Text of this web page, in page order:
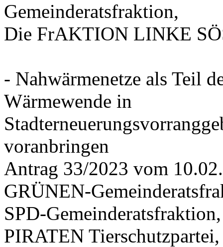
Gemeinderatsfraktion,
Die FrAKTION LINKE
- Nahwärmenetze als Teil
Wärmewende in
voranbringen
Antrag 33/2023 vom
GRÜNEN-
SPD-
PIRATEN Tierschutzpartei,